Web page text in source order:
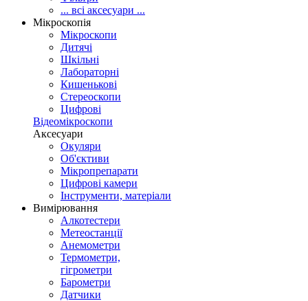
... всі аксесуари ...
Мікроскопія
Мікроскопи
Дитячі
Шкільні
Лабораторні
Кишенькові
Стереоскопи
Цифрові
Відеомікроскопи
Аксесуари
Окуляри
Об'єктиви
Мікропрепарати
Цифрові камери
Інструменти, матеріали
Вимірювання
Алкотестери
Метеостанції
Анемометри
Термометри,
гігрометри
Барометри
Датчики